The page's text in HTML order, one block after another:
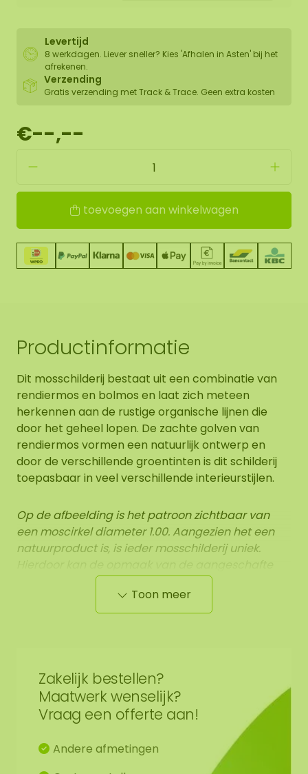
Levertijd
8 werkdagen. Liever sneller? Kies 'Afhalen in Asten' bij het
afrekenen.
Verzending
Gratis verzending met Track & Trace. Geen extra kosten
€--,--
toevoegen aan winkelwagen
Productinformatie
Dit mosschilderij bestaat uit een combinatie van
rendiermos en bolmos en laat zich meteen
herkennen aan de rustige organische lijnen die
door het geheel lopen. De zachte golven van
rendiermos vormen een natuurlijk ontwerp en
door de verschillende groentinten is dit schilderij
toepasbaar in veel verschillende interieurstijlen.
Op de afbeelding is het patroon zichtbaar van
een moscirkel diameter 1.00. Aangezien het een
natuurproduct is, is ieder mosschilderij uniek.
moscirkel afwijken van de geselecteerde foto.
Mocht u een andere maat wensen? Of wilt u
gebruik maken van ons montage team? Neem
Toon meer
Zakelijk bestellen?
Maatwerk wenselijk?
Vraag een offerte aan!
Andere afmetingen